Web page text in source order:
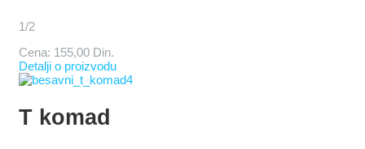
1/2
Cena: 155,00 Din.
Detalji o proizvodu
T komad